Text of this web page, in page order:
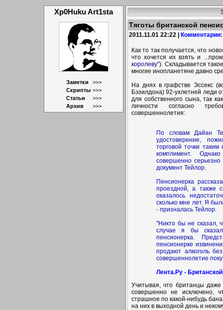
Xp0Huku Art1sta
Заметки
>>>
Скрипты >>>
Статьи
>>>
Архив
>>>
Тяготы британской
2011.11.01 22:22 |
Как то так получается, что
что хочется их взять и
королеву"). Складывается
многие инопланетяне давно
На днях в графстве Эссекс
Бэзилдона) 92-ухлетней леди
для собственного сына, так
личности согласно
совершеннолетия:
По словам Дайан
удостоверение,
торговой точки
комплимент.
совершенно серьезно
документ Тейлор.
Пенсионерка
проездной, а также
оказалось
сколько мне лет. Я
- призналась Тейлор.
"Никто бы не сказал,
случае я бы
пенсионерка.
пенсионерке
продают алкоголь
совершеннолетие
Лента.Ру -
Учитывая, что британцы
совершенно не исключено,
страшное по какой-нибудь
на них в выходной день и